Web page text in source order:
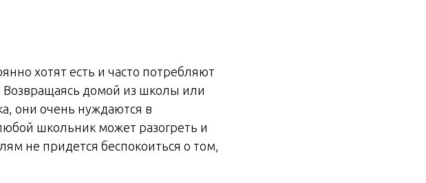
хотят есть и часто потребляют
домой из школы или
они очень нуждаются в
школьник может разогреть и
не придется беспокоиться о том,